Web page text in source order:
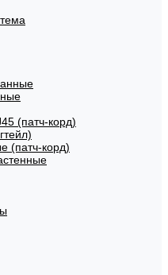
(патч-корд)
(патч-корд)